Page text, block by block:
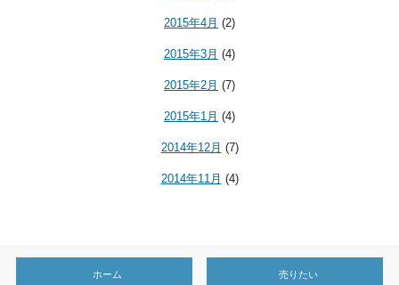
2015年4月 (2)
2015年3月 (4)
2015年2月 (7)
2015年1月 (4)
2014年12月 (7)
2014年11月 (4)
ホーム 売りたい